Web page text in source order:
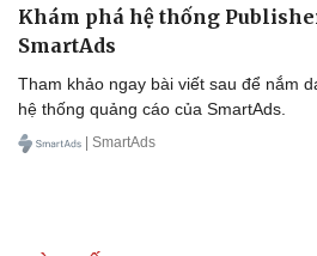
Khám phá hệ thống
SmartAds
Tham khảo ngay bài viết sau để nắm
hệ thống quảng cáo của SmartAds.
| SmartAds